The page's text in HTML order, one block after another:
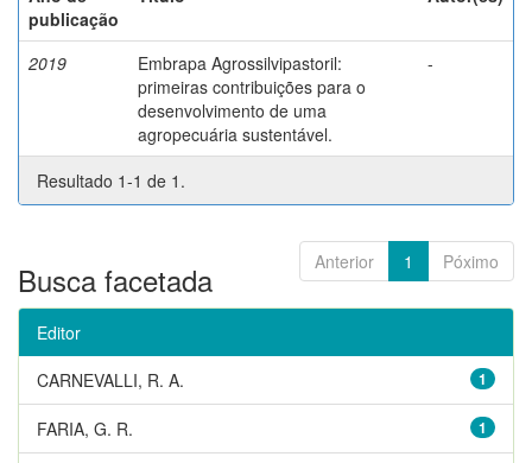
publicação
2019
Embrapa Agrossilvipastoril:
primeiras contribuições para o
desenvolvimento de uma
agropecuária sustentável.
-
Resultado 1-1 de 1.
Anterior 1 Póximo
Busca facetada
Editor
1
CARNEVALLI, R. A.
1
FARIA, G. R.